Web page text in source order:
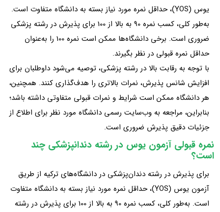
یوس (YOS)، حداقل نمره مورد نیاز بسته به دانشگاه متفاوت است.
به‌طور کلی، کسب نمره 90 به بالا از 100 برای پذیرش در رشته پزشکی
ضروری است. برخی دانشگاه‌ها ممکن است نمره 100 را به‌عنوان
حداقل نمره قبولی در نظر بگیرند.
با توجه به رقابت بالا در رشته پزشکی، توصیه می‌شود داوطلبان برای
افزایش شانس پذیرش، نمرات بالاتری را هدف‌گذاری کنند. همچنین،
هر دانشگاه ممکن است شرایط و نمرات قبولی متفاوتی داشته باشد؛
بنابراین، مراجعه به وب‌سایت رسمی دانشگاه مورد نظر برای اطلاع از
جزئیات دقیق پذیرش ضروری است.
نمره قبولی آزمون یوس در رشته دندانپزشکی چند
است؟
برای پذیرش در رشته دندان‌پزشکی در دانشگاه‌های ترکیه از طریق
آزمون یوس (YOS)، حداقل نمره مورد نیاز بسته به دانشگاه متفاوت
است. به‌طور کلی، کسب نمره 90 به بالا از 100 برای پذیرش در رشته